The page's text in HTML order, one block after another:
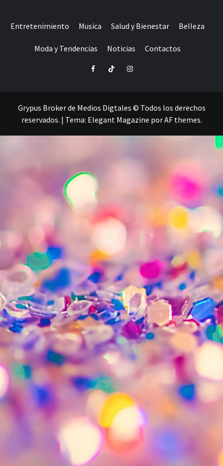
Entretenimiento Musica Salud y Bienestar Belleza
Moda y Tendencias Noticias Contactos
FacebookTikTok Instagram
Grypus Broker de Medios Digtales © Todos los derechos
reservados. | Tema: Elegant Magazine porAF themes.